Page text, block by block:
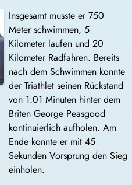
Insgesamt musste er 750
Meter schwimmen, 5
Kilometer laufen und 20
Kilometer Radfahren. Bereits
nach dem Schwimmen konnte
der Triathlet seinen Rückstand
von 1:01 Minuten hinter dem
Briten George Peasgood
kontinuierlich aufholen. Am
Ende konnte er mit 45
Sekunden Vorsprung den Sieg
einholen.